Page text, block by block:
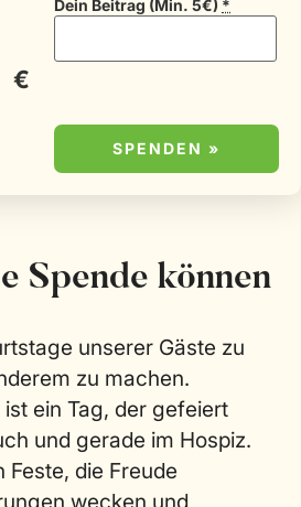
Dein Beitrag (Min. 5€) *
€
SPENDEN »
Spende können
unserer Gäste zu
zu machen.
ein Tag, der gefeiert
und gerade im Hospiz.
Feste, die Freude
wecken und